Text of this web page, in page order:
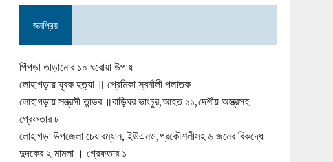
জনপ্রিয়
পিঁপড়া তাড়ানোর ১০ ঘরোয়া উপায়
লোহাগড়ায় যুবক হত্যা ॥ প্রেমিকা স্বর্নালী পলাতক
লোহাগড়ায় সন্ত্রসী তান্ডব ॥বাড়িঘর ভাংচুর,আহত ১১,দেশীয় অস্ত্রসহ
গ্রেফতার ৮
লোহাগড়া উপজেলা চেয়ারম্যান, ইউএনও,প্রকৌশলীসহ ৬ জনের বিরুদ্ধে
দুদকের ২ মামলা । গ্রেফতার ১